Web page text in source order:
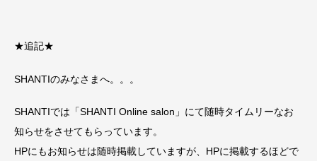
★追記★
SHANTIのみなさまへ。。。
SHANTIでは「SHANTI Online salon」にて随時タイムリーなお
知らせをさせてもらっています。
HPにもお知らせは随時掲載していますが、HPに掲載するほどで